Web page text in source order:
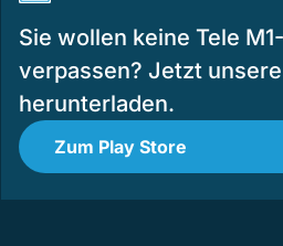
Sie wollen keine Tele
verpassen? Jetzt
herunterladen.
Zum Play Store